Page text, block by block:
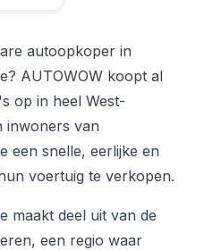
autoopkoper in
AUTOWOW koopt al
op in heel West-
inwoners van
een snelle, eerlijke en
voertuig te verkopen.
maakt deel uit van de
een regio waar